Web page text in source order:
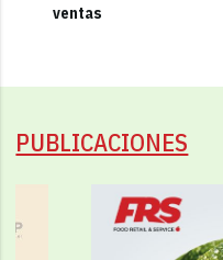
ventas
PUBLICACIONES